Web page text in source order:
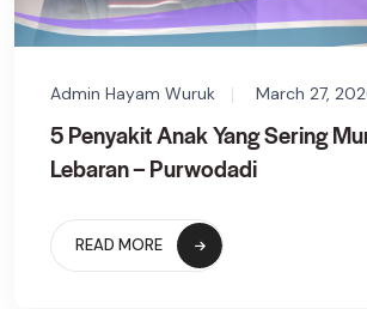
Admin Hayam Wuruk March 27,
5 Penyakit Anak Yang Sering
Lebaran – Purwodadi
READ MORE